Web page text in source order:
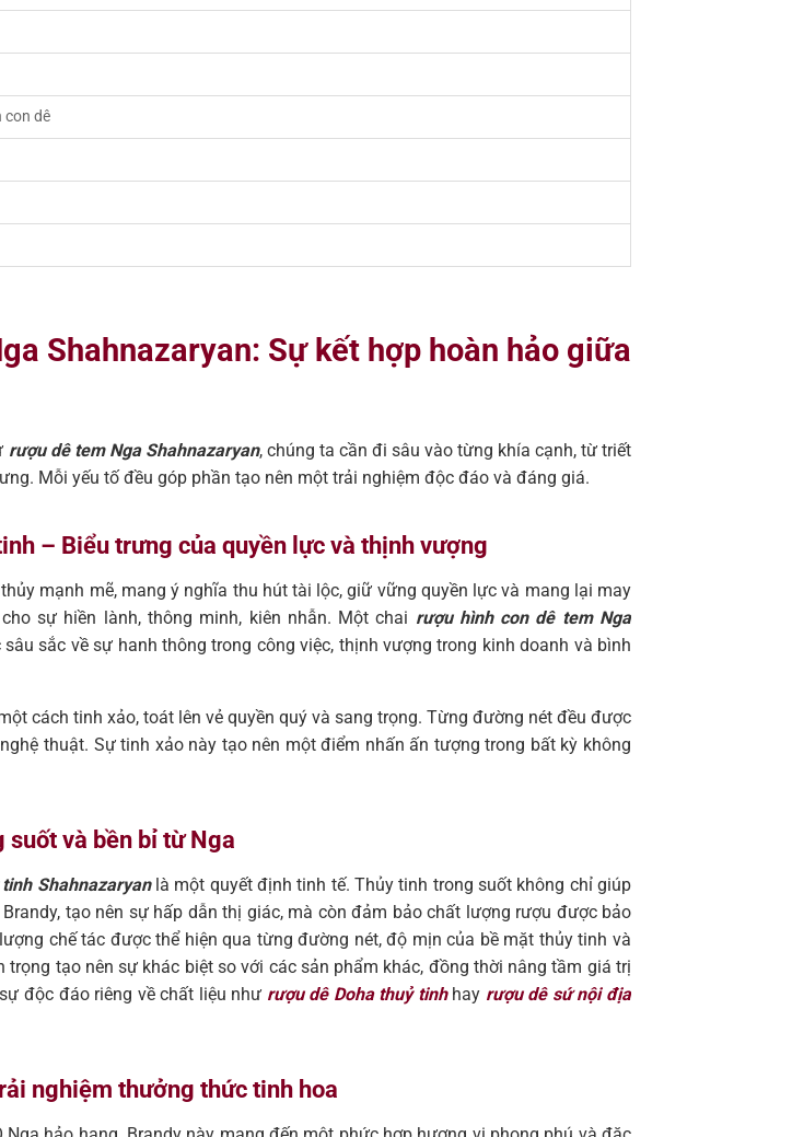
con dê
Shahnazaryan: Sự kết hợp hoàn hảo giữa
rượu dê tem Nga Shahnazaryan, chúng ta cần đi sâu vào từng khía cạnh, từ triết
Mỗi yếu tố đều góp phần tạo nên một trải nghiệm độc đáo và đáng giá.
– Biểu trưng của quyền lực và thịnh vượng
mạnh mẽ, mang ý nghĩa thu hút tài lộc, giữ vững quyền lực và mang lại may
sự hiền lành, thông minh, kiên nhẫn. Một chai rượu hình con dê tem Nga
sắc về sự hanh thông trong công việc, thịnh vượng trong kinh doanh và bình
cách tinh xảo, toát lên vẻ quyền quý và sang trọng. Từng đường nét đều được
thuật. Sự tinh xảo này tạo nên một điểm nhấn ấn tượng trong bất kỳ không
và bền bỉ từ Nga
Shahnazaryanlà một quyết định tinh tế. Thủy tinh trong suốt không chỉ giúp
tạo nên sự hấp dẫn thị giác, mà còn đảm bảo chất lượng rượu được bảo
chế tác được thể hiện qua từng đường nét, độ mịn của bề mặt thủy tinh và
tạo nên sự khác biệt so với các sản phẩm khác, đồng thời nâng tầm giá trị
độc đáo riêng về chất liệu như rượu dê Doha thuỷ tinhhay rượu dê sứ nội địa
nghiệm thưởng thức tinh hoa